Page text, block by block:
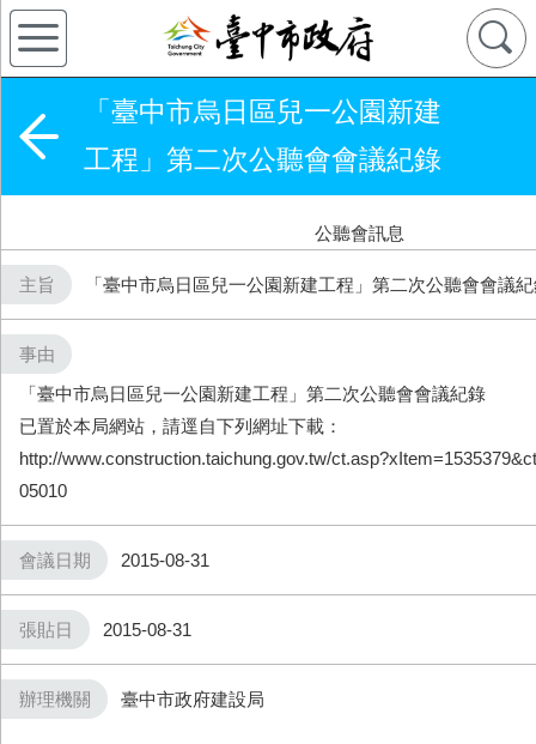
「臺中市烏日區兒一公園新建
工程」第二次公聽會會議紀錄
公聽會訊息
主旨 「臺中市烏日區兒一公園新建工程」第二次公聽會會議
事由
「臺中市烏日區兒一公園新建工程」第二次公聽會會議紀錄
已置於本局網站，請逕自下列網址下載：
http://www.construction.taichung.gov.tw/
05010
會議日期 2015-08-31
張貼日 2015-08-31
辦理機關 臺中市政府建設局